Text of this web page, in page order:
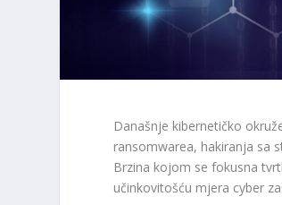
Današnje kibernetičko
ransomwarea, hakiranja sa
Brzina kojom se fokusna
učinkovitošću mjera cyber